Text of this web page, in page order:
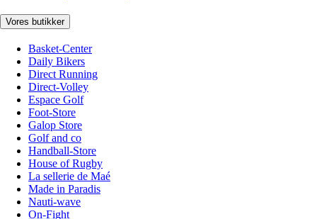
Vores butikker
Basket-Center
Daily Bikers
Direct Running
Direct-Volley
Espace Golf
Foot-Store
Galop Store
Golf and co
Handball-Store
House of Rugby
La sellerie de Maé
Made in Paradis
Nauti-wave
On-Fight